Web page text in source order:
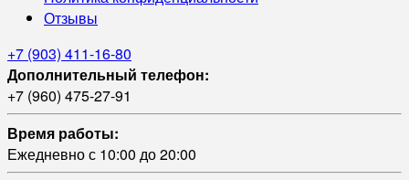
Отзывы
+7 (903) 411-16-80
Дополнительный телефон:
+7 (960) 475-27-91
Время работы:
Ежедневно с 10:00 до 20:00